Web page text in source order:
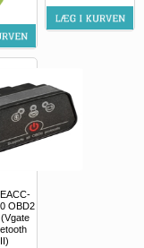
OBD2